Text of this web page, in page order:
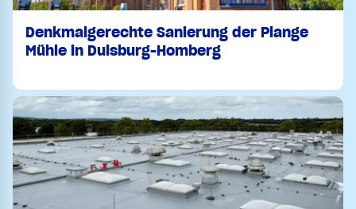
Denkmalgerechte Sanierung der Plange
Mühle in Duisburg-Homberg